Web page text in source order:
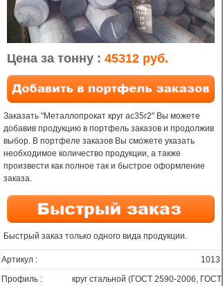
Цена за тонну : 45312 руб.
Заказать "Металлопрокат круг ас35г2" Вы можете
добавив продукцию в портфель заказов и продолжив
выбор. В портфеле заказов Вы сможете указать
необходимое количество продукции, а также
произвести как полное так и быстрое оформление
заказа.
Быстрый заказ только одного вида продукции.
Артикул :
1013
Профиль :
круг стальной (ГОСТ 2590-2006, ГОСТ